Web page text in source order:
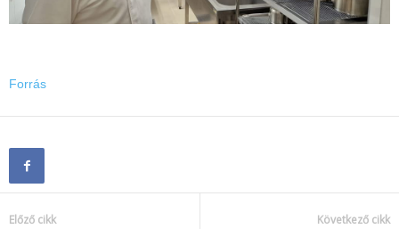
Forrás
Előző cikk Következő cikk